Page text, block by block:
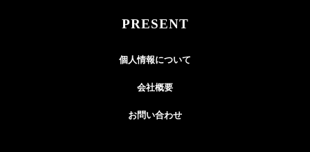
PRESENT
個人情報について
会社概要
お問い合わせ